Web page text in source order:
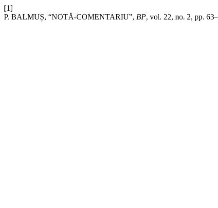
[1]
P. BALMUȘ, “NOTĂ-COMENTARIU”, BP, vol. 22, no. 2, pp.